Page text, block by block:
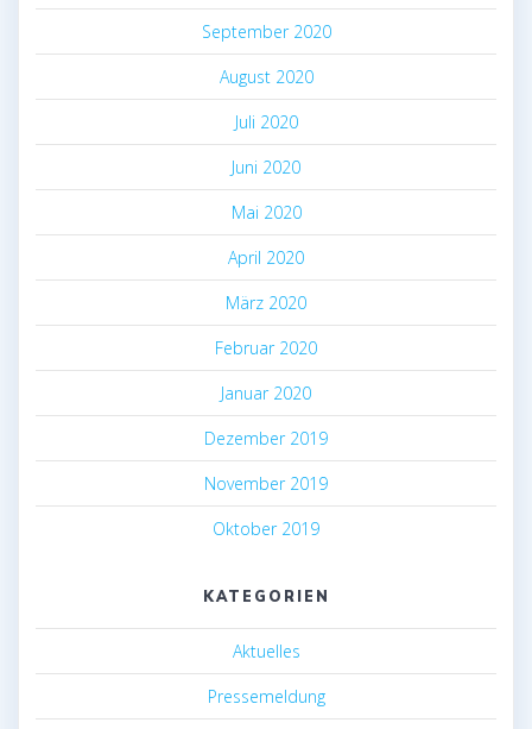
September 2020
August 2020
Juli 2020
Juni 2020
Mai 2020
April 2020
März 2020
Februar 2020
Januar 2020
Dezember 2019
November 2019
Oktober 2019
KATEGORIEN
Aktuelles
Pressemeldung